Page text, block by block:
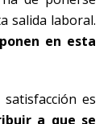
salida laboral.
en esta
es
a que se